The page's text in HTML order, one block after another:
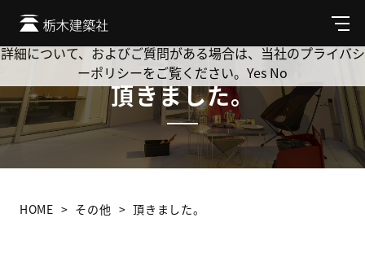
メ
ニ
ュ
頂きました。
HOME その他 頂きました。
Cookie を使用して、お客様の活動を追跡してもよろしいです
か? 当社ではお客様のプライバシーを極めて重視しています。
詳細について、およびご質問がある場合は、当社のプライバシ
ーポリシーをご覧ください。 Yes No